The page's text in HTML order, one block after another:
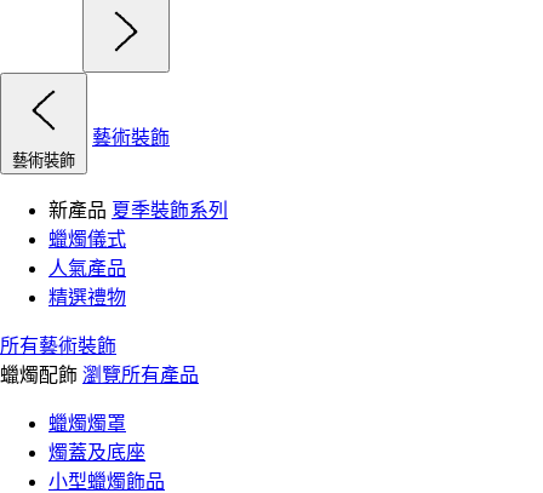
藝術裝飾
藝術裝飾
新產品 夏季裝飾系列
蠟燭儀式
人氣產品
精選禮物
所有藝術裝飾
蠟燭配飾 瀏覽所有產品
蠟燭燭罩
燭蓋及底座
小型蠟燭飾品